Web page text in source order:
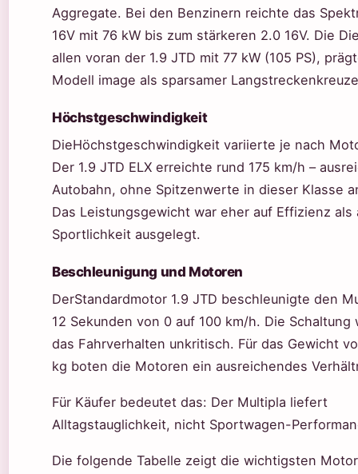
Aggregate. Bei den Benzinern reichte das
16V mit 76 kW bis zum stärkeren 2.0 16V. Die
allen voran der 1.9 JTD mit 77 kW (105 PS),
Modell image als sparsamer
Höchstgeschwindigkeit
DieHöchstgeschwindigkeit variierte je nach
Der 1.9 JTD ELX erreichte rund 175 km/h –
Autobahn, ohne Spitzenwerte in dieser Klasse
Das Leistungsgewicht war eher auf Effizienz als
Sportlichkeit ausgelegt.
Beschleunigung und Motoren
DerStandardmotor 1.9 JTD beschleunigte den
12 Sekunden von 0 auf 100 km/h. Die Schaltung
das Fahrverhalten unkritisch. Für das Gewicht
kg boten die Motoren ein ausreichendes
Für Käufer bedeutet das: Der Multipla liefert
Alltagstauglichkeit, nicht Sportwagen-
Die folgende Tabelle zeigt die wichtigsten